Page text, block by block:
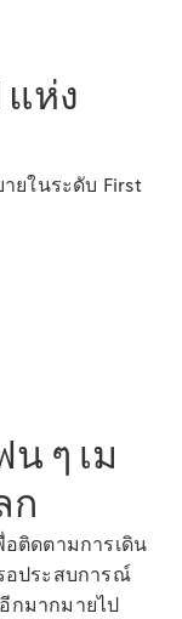
แห่ง
ยในระดับ First
ๆ เม
ก
อติดตามการเดิน
อประสบการณ์
กมากมายไป